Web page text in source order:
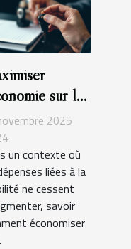
sur la
de
:
et
2025
un contexte où
liées à la
ne cessent
savoir
économiser